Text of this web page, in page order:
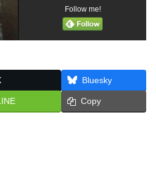
Follow me!
Bluesky
Copy